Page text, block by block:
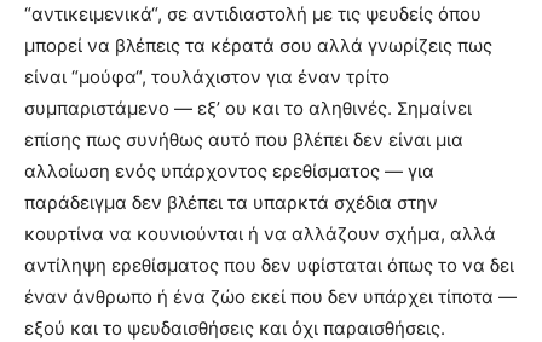
“αντικειμενικά“, σε αντιδιαστολή με τις ψευδείς όπου
μπορεί να βλέπεις τα κέρατά σου αλλά γνωρίζεις πως
είναι “μούφα“, τουλάχιστον για έναν τρίτο
συμπαριστάμενο — εξ’ ου και το αληθινές. Σημαίνει
επίσης πως συνήθως αυτό που βλέπει δεν είναι μια
αλλοίωση ενός υπάρχοντος ερεθίσματος — για
παράδειγμα δεν βλέπει τα υπαρκτά σχέδια στην
κουρτίνα να κουνιούνται ή να αλλάζουν σχήμα, αλλά
αντίληψη ερεθίσματος που δεν υφίσταται όπως το να δει
έναν άνθρωπο ή ένα ζώο εκεί που δεν υπάρχει τίποτα —
εξού και το ψευδαισθήσεις και όχι παραισθήσεις.